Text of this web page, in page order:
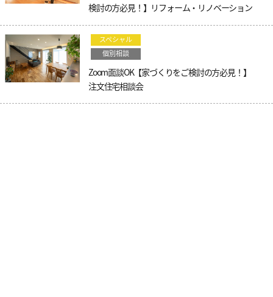
検討の方必見！】リフォーム・リノベーション
スペシャル
個別相談
Zoom面談OK【家づくりをご検討の方必見！】
注文住宅相談会